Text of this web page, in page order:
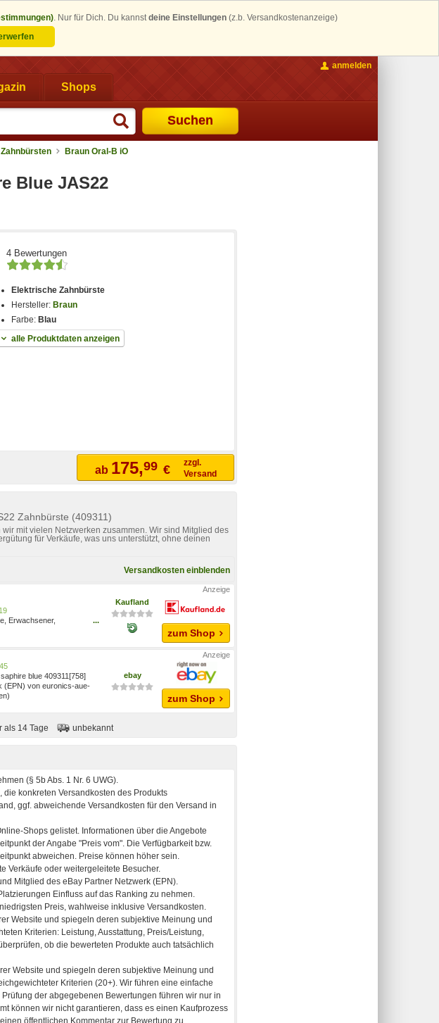
. Nur für Dich. Du kannstdeine Einstellungen (z.b. Versandkostenanzeige)
Shops
Suchen
anmelden
Braun Oral-B iO
Blue JAS22
4 Bewertungen
Elektrische Zahnbürste
Hersteller: Braun
Farbe: Blau
alle Produktdaten anzeigen
ab 175,99 €
zzgl.
Versand
Zahnbürste (409311)
mit vielen Netzwerken zusammen. Wir sind Mitglied des
für Verkäufe, was uns unterstützt, ohne deinen
Versandkosten einblenden
Erwachsener,
...
Kaufland
zum Shop
blue 409311[758]
(EPN) von euronics-aue-
ebay
zum Shop
als 14 Tage unbekannt